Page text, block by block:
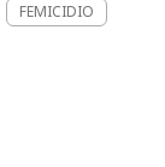
FEMICIDIO